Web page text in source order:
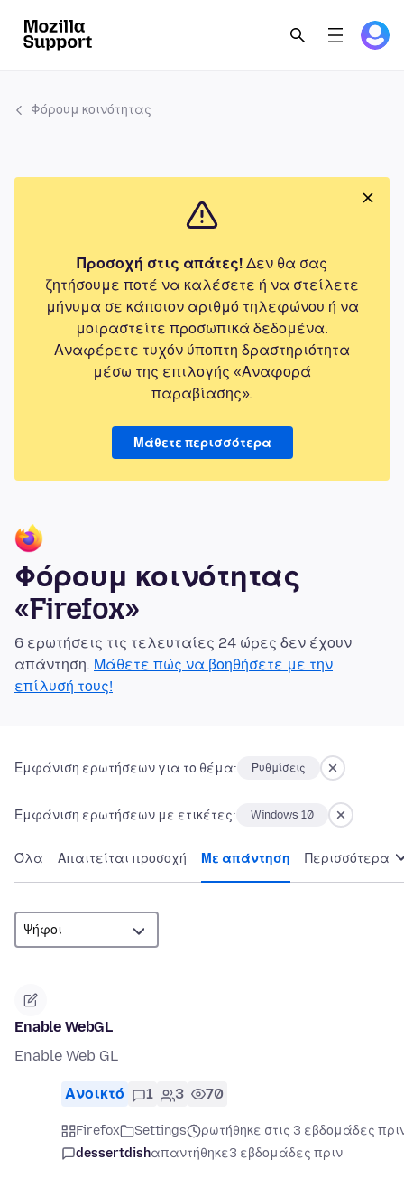
Φόρουμ κοινότητας
Προσοχή στις απάτες! Δεν θα σας
ζητήσουμε ποτέ να καλέσετε ή να στείλετε
μήνυμα σε κάποιον αριθμό τηλεφώνου ή να
μοιραστείτε προσωπικά δεδομένα.
Αναφέρετε τυχόν ύποπτη δραστηριότητα
μέσω της επιλογής «Αναφορά
παραβίασης».
Μάθετε περισσότερα
Φόρουμ κοινότητας
«Firefox»
6 ερωτήσεις τις τελευταίες 24 ώρες δεν έχουν
απάντηση. Μάθετε πώς να βοηθήσετε με την
επίλυσή τους!
Εμφάνιση ερωτήσεων για το θέμα: Ρυθμίσεις
Εμφάνιση ερωτήσεων με ετικέτες: Windows 10
Όλα Απαιτείται προσοχή Με απάντηση Περισσότερα
Enable WebGL
Enable Web GL
Ανοικτό 1 3 70
Firefox Settings
ρωτήθηκε στις 3 εβδομάδες
dessertdishαπαντήθηκε3 εβδομάδες πριν